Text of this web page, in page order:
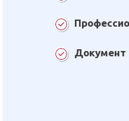
Документ